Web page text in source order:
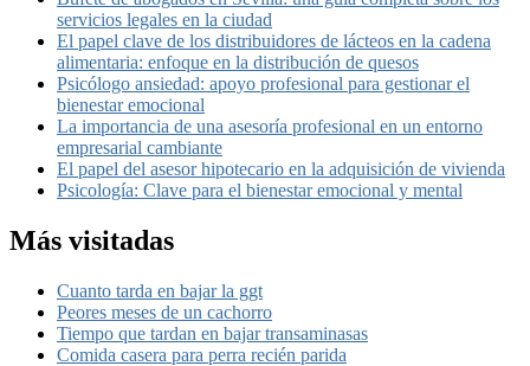
servicios legales en la ciudad
El papel clave de los distribuidores de lácteos en la cadena
alimentaria: enfoque en la distribución de quesos
Psicólogo ansiedad: apoyo profesional para gestionar el
bienestar emocional
La importancia de una asesoría profesional en un entorno
empresarial cambiante
El papel del asesor hipotecario en la adquisición de vivienda
Psicología: Clave para el bienestar emocional y mental
Más visitadas
Cuanto tarda en bajar la ggt
Peores meses de un cachorro
Tiempo que tardan en bajar transaminasas
Comida casera para perra recién parida